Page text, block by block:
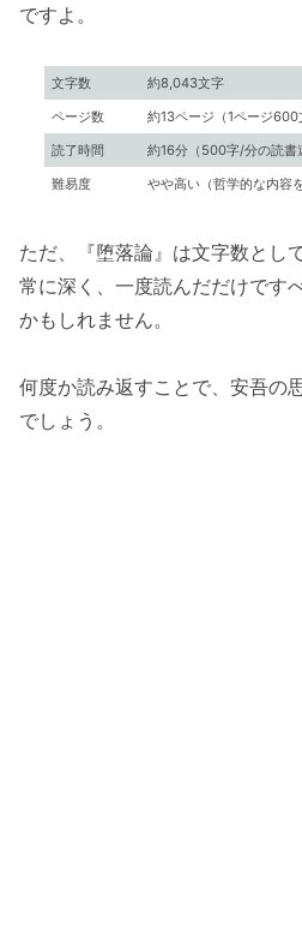
ですよ。
文字数
約8,043文字
ページ数
約13ページ（1ページ600
読了時間
約16分（500字/分の読書
難易度
やや高い（哲学的な内容を
ただ、『堕落論』は文字数とし
常に深く、一度読んだだけです
かもしれません。
何度か読み返すことで、安吾の
でしょう。